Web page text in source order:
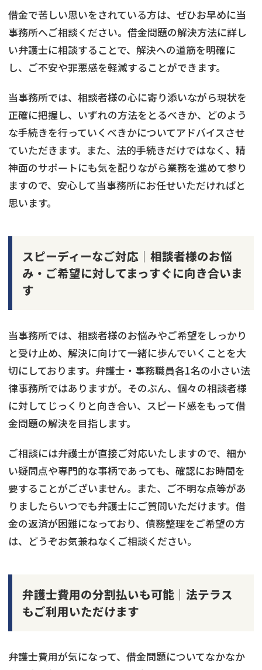
借金で苦しい思いをされている方は、ぜひお早めに当
事務所へご相談ください。借金問題の解決方法に詳し
い弁護士に相談することで、解決への道筋を明確に
し、ご不安や罪悪感を軽減することができます。
当事務所では、相談者様の心に寄り添いながら現状を
正確に把握し、いずれの方法をとるべきか、どのよう
な手続きを行っていくべきかについてアドバイスさせ
ていただきます。また、法的手続きだけではなく、精
神面のサポートにも気を配りながら業務を進めて参り
ますので、安心して当事務所にお任せいただければと
思います。
スピーディーなご対応｜相談者様のお悩
み・ご希望に対してまっすぐに向き合いま
す
当事務所では、相談者様のお悩みやご希望をしっかり
と受け止め、解決に向けて一緒に歩んでいくことを大
切にしております。弁護士・事務職員各1名の小さい法
律事務所ではありますが。そのぶん、個々の相談者様
に対してじっくりと向き合い、スピード感をもって借
金問題の解決を目指します。
ご相談には弁護士が直接ご対応いたしますので、細か
い疑問点や専門的な事柄であっても、確認にお時間を
要することがございません。また、ご不明な点等があ
りましたらいつでも弁護士にご質問いただけます。借
金の返済が困難になっており、債務整理をご希望の方
は、どうぞお気兼ねなくご相談ください。
弁護士費用の分割払いも可能｜法テラス
もご利用いただけます
弁護士費用が気になって、借金問題についてなかなか